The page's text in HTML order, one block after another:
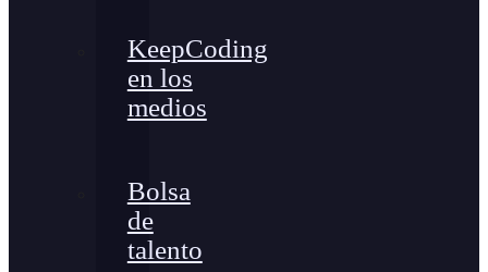
KeepCoding
en los
medios
Bolsa
de
talento